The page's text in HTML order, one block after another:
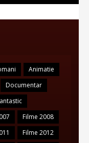
Animatie
Documentar
Filme 2008
Filme 2012